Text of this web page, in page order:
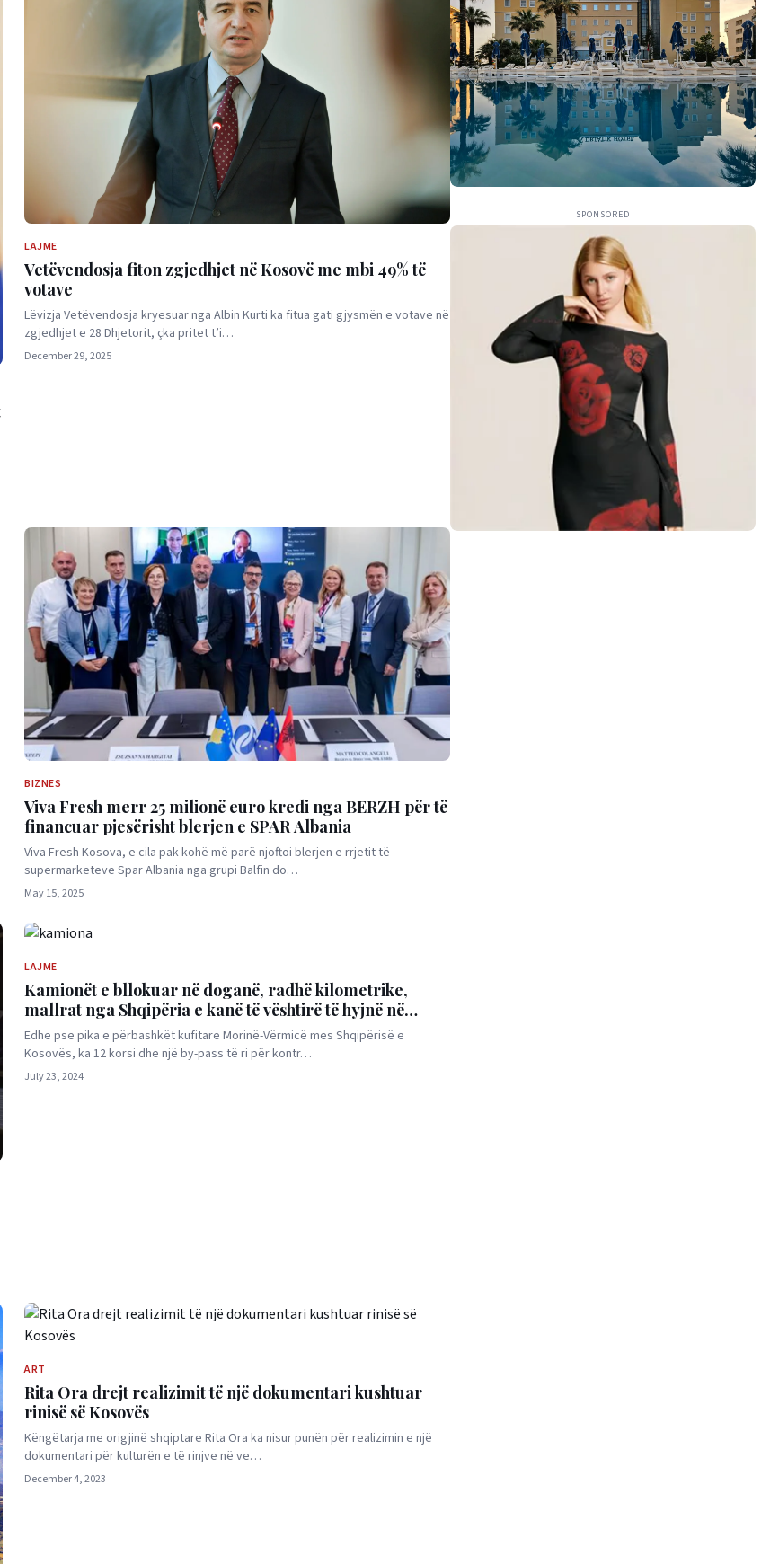
LAJME
Vetëvendosja fiton zgjedhjet në Kosovë me mbi 49% të
votave
Lëvizja Vetëvendosja kryesuar nga Albin Kurti ka fitua gati gjysmën e votave në
zgjedhjet e 28 Dhjetorit, çka pritet t’i…
December 29, 2025
BIZNES
Viva Fresh merr 25 milionë euro kredi nga BERZH për të
financuar pjesërisht blerjen e SPAR Albania
Viva Fresh Kosova, e cila pak kohë më parë njoftoi blerjen e rrjetit të
supermarketeve Spar Albania nga grupi Balfin do…
May 15, 2025
LAJME
Kamionët e bllokuar në doganë, radhë kilometrike,
mallrat nga Shqipëria e kanë të vështirë të hyjnë në
Kosovë
Edhe pse pika e përbashkët kufitare Morinë-Vërmicë mes Shqipërisë e
Kosovës, ka 12 korsi dhe një by-pass të ri për kontr…
July 23, 2024
ART
Rita Ora drejt realizimit të një dokumentari kushtuar
rinisë së Kosovës
Këngëtarja me origjinë shqiptare Rita Ora ka nisur punën për realizimin e një
dokumentari për kulturën e të rinjve në ve…
December 4, 2023
SPONSORED